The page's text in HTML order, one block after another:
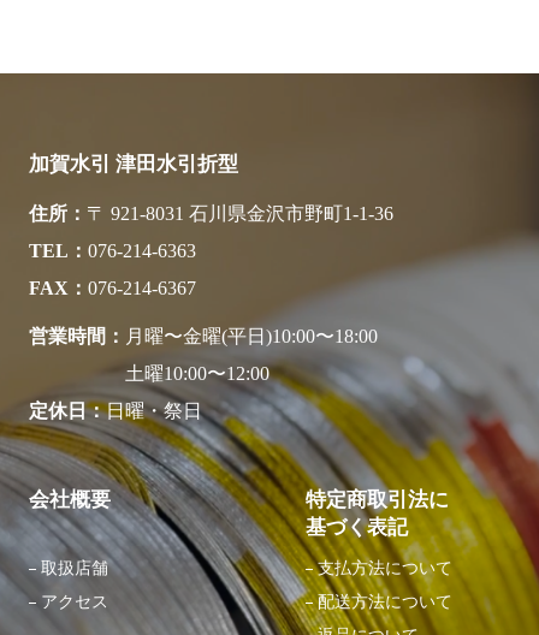
加賀水引 津田水引折型
住所
〒 921-8031 石川県金沢市野町1-1-36
TEL
076-214-6363
FAX
076-214-6367
営業時間
月曜〜金曜(平日)10:00〜18:00
土曜10:00〜12:00
定休日
日曜・祭日
会社概要
取扱店舗
アクセス
特定商取引法に
基づく表記
支払方法について
配送方法について